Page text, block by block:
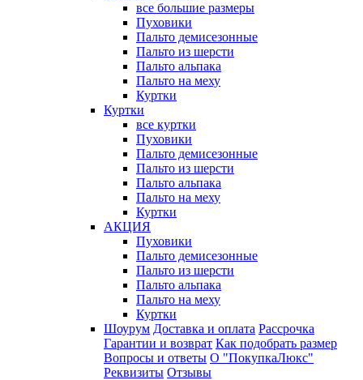
все большие размеры
Пуховики
Пальто демисезонные
Пальто из шерсти
Пальто альпака
Пальто на меху
Куртки
Куртки
все куртки
Пуховики
Пальто демисезонные
Пальто из шерсти
Пальто альпака
Пальто на меху
Куртки
АКЦИЯ
Пуховики
Пальто демисезонные
Пальто из шерсти
Пальто альпака
Пальто на меху
Куртки
Шоурум Доставка и оплата Рассрочка
Гарантии и возврат Как подобрать размер
Вопросы и ответы О "ПокупкаЛюкс"
Реквизиты Отзывы